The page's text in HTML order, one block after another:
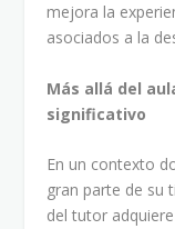
mejora la
asociados a la
Más allá del
significativo
En un contexto
gran parte de su
del tutor